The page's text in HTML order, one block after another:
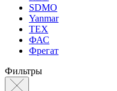
SDMO
Yanmar
ТЕХ
ФАС
Фрегат
Фильтры